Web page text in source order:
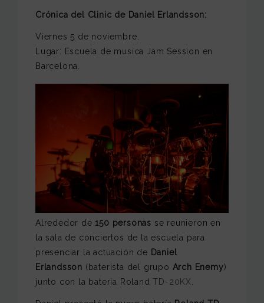
Crónica del Clinic de Daniel Erlandsson:
Viernes 5 de noviembre.
Lugar: Escuela de musica Jam Session en
Barcelona.
Alrededor de 150 personas se reunieron en
la sala de conciertos de la escuela para
presenciar la actuación de Daniel
Erlandsson (baterista del grupo Arch Enemy)
junto con la batería RolandTD-20KX